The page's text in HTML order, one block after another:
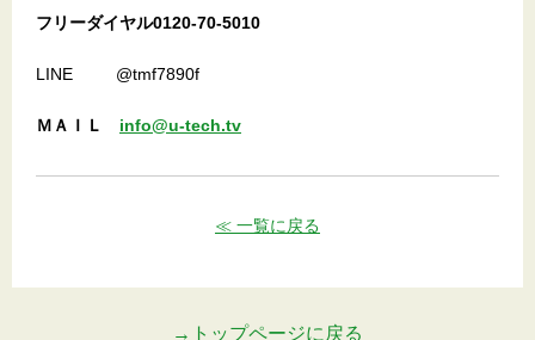
フリーダイヤル0120-70-5010
LINE @tmf7890f
ＭＡＩＬ info@u-tech.tv
≪ 一覧に戻る
→トップページに戻る